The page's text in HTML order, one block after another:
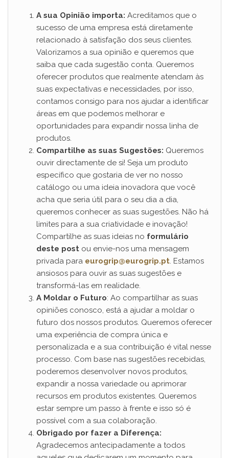
A sua Opinião importa: Acreditamos que o
sucesso de uma empresa está diretamente
relacionado à satisfação dos seus clientes.
Valorizamos a sua opinião e queremos que
saiba que cada sugestão conta. Queremos
oferecer produtos que realmente atendam às
suas expectativas e necessidades, por isso,
contamos consigo para nos ajudar a identificar
áreas em que podemos melhorar e
oportunidades para expandir nossa linha de
produtos.
Compartilhe as suas Sugestões: Queremos
ouvir directamente de si! Seja um produto
específico que gostaria de ver no nosso
catálogo ou uma ideia inovadora que você
acha que seria útil para o seu dia a dia,
queremos conhecer as suas sugestões. Não há
limites para a sua criatividade e inovação!
Compartilhe as suas ideias no formulário
deste post ou envie-nos uma mensagem
privada para eurogrip@eurogrip.pt. Estamos
ansiosos para ouvir as suas sugestões e
transformá-las em realidade.
A Moldar o Futuro: Ao compartilhar as suas
opiniões conosco, está a ajudar a moldar o
futuro dos nossos produtos. Queremos oferecer
uma experiência de compra única e
personalizada e a sua contribuição é vital nesse
processo. Com base nas sugestões recebidas,
poderemos desenvolver novos produtos,
expandir a nossa variedade ou aprimorar
recursos em produtos existentes. Queremos
estar sempre um passo à frente e isso só é
possível com a sua colaboração.
Obrigado por fazer a Diferença:
Agradecemos antecipadamente a todos